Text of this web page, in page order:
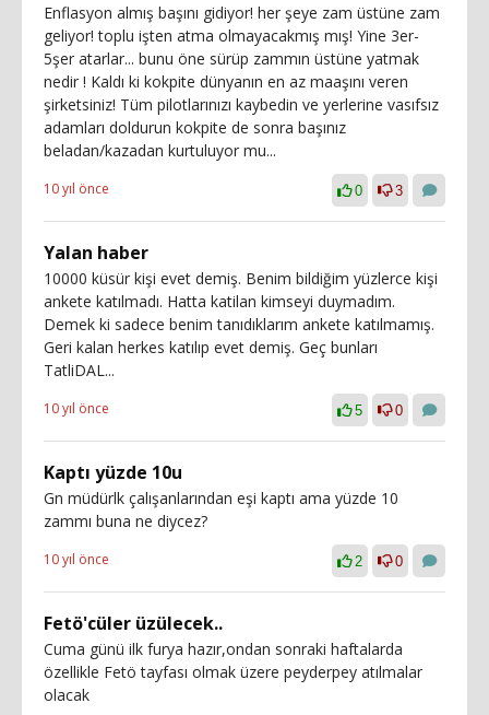
Enflasyon almış başını gidiyor! her şeye zam üstüne zam
geliyor! toplu işten atma olmayacakmış mış! Yine 3er-
5şer atarlar... bunu öne sürüp zammın üstüne yatmak
nedir ! Kaldı ki kokpite dünyanın en az maaşını veren
şirketsiniz! Tüm pilotlarınızı kaybedin ve yerlerine vasıfsız
adamları doldurun kokpite de sonra başınız
beladan/kazadan kurtuluyor mu...
10 yıl önce 0 3
Yalan haber
10000 küsür kişi evet demiş. Benim bildiğim yüzlerce kişi
ankete katılmadı. Hatta katilan kimseyi duymadım.
Demek ki sadece benim tanıdıklarım ankete katılmamış.
Geri kalan herkes katılıp evet demiş. Geç bunları
TatliDAL...
10 yıl önce 5 0
Kaptı yüzde 10u
Gn müdürlk çalışanlarından eşi kaptı ama yüzde 10
zammı buna ne diycez?
10 yıl önce 2 0
Fetö'cüler üzülecek..
Cuma günü ilk furya hazır,ondan sonraki haftalarda
özellikle Fetö tayfası olmak üzere peyderpey atılmalar
olacak